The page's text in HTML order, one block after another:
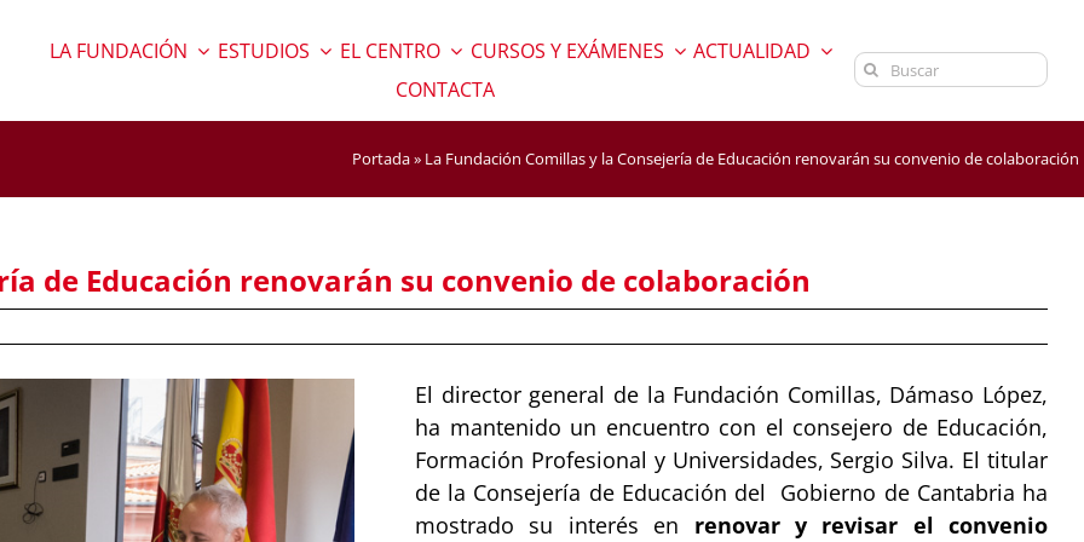
LA FUNDACIÓN ESTUDIOS EL CENTRO CURSOS Y EXÁMENES
ACTUALIDAD
CONTACTA
Buscar:
Portada» La Fundación Comillas y la Consejería de Educación renovarán su convenio de colaboración
de Educación renovarán su convenio de colaboración
El director general de la Fundación Comillas, Dámaso López,
ha mantenido un encuentro con el consejero de Educación,
Formación Profesional y Universidades, Sergio Silva. El titular
de la Consejería de Educación del Gobierno de Cantabria ha
mostrado su interés en renovar y revisar el convenio